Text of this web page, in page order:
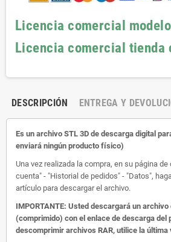
Licencia comercial
Licencia comercial tienda
DESCRIPCIÓN ENTREGA Y
Es un archivo STL 3D de descarga digital
enviará ningún producto físico)
Una vez realizada la compra, en su página de
cuenta" - "Historial de pedidos" - "Datos",
artículo para descargar el archivo.
IMPORTANTE: Usted descargará un
(comprimido) con el enlace de descarga del
descomprimir archivos RAR, utilice la última